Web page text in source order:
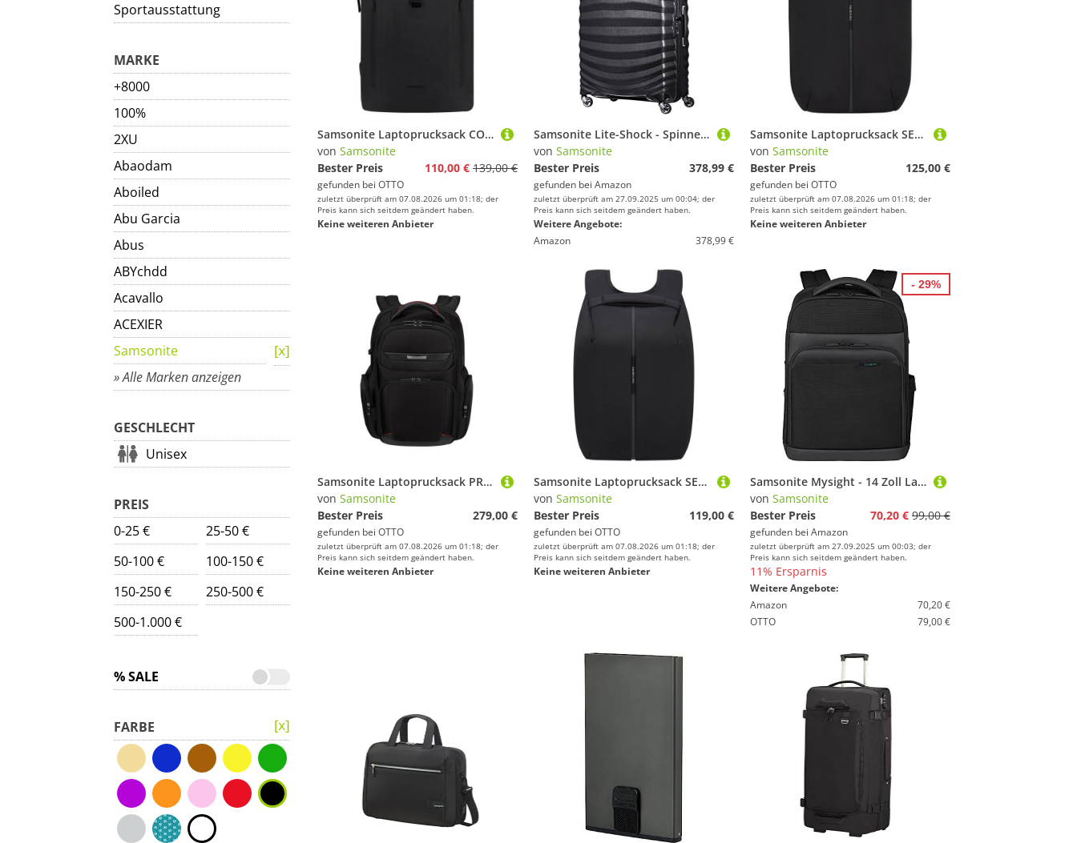
Sportausstattung
MARKE
+8000
100%
2XU
Abaodam
Aboiled
Abu Garcia
Abus
ABYchdd
Acavallo
ACEXIER
Samsonite
» Alle Marken anzeigen
GESCHLECHT
Unisex
PREIS
0-25 €
25-50 €
50-100 €
100-150 €
150-250 €
250-500 €
500-1.000 €
% SALE
FARBE
Samsonite Laptoprucksack COATIFY BIZ ROLLTOP BACKPACK 15.6", Rucksack Freizeitrucksack Cityrucksack Backpack Schulrucksack
von Samsonite
Bester Preis
110,00 € 139,00 €
gefunden bei OTTO
zuletzt überprüft am 07.08.2026 um 01:18; der
Preis kann sich seitdem geändert haben.
Keine weiteren Anbieter
Samsonite Lite-Shock - Spinner L Koffer, 75 cm, 98.5 L, schwarz (Black)
von Samsonite
Bester Preis
378,99 €
gefunden bei Amazon
zuletzt überprüft am 27.09.2025 um 00:04; der
Preis kann sich seitdem geändert haben.
Weitere Angebote:
Amazon
378,99 €
Samsonite Laptoprucksack SECURIPAK 2.0 Backpack 15.6, Rucksack Freizeitrucksack Cityrucksack Backpack Schulrucksack
von Samsonite
Bester Preis
125,00 €
gefunden bei OTTO
zuletzt überprüft am 07.08.2026 um 01:18; der
Preis kann sich seitdem geändert haben.
Keine weiteren Anbieter
Samsonite Laptoprucksack PRO-DLX 6, erweiterbar (EXP)
von Samsonite
Bester Preis
279,00 €
gefunden bei OTTO
zuletzt überprüft am 07.08.2026 um 01:18; der
Preis kann sich seitdem geändert haben.
Keine weiteren Anbieter
Samsonite Laptoprucksack SECURIPAK 2.0 Backpack 14.1, Freizeitrucksack Cityrucksack Backpack Schulrucksack Arbeitsrucksack
von Samsonite
Bester Preis
119,00 €
gefunden bei OTTO
zuletzt überprüft am 07.08.2026 um 01:18; der
Preis kann sich seitdem geändert haben.
Keine weiteren Anbieter
Samsonite Mysight - 14 Zoll Laptoprucksack, 40 cm, 16.5 L, Schwarz (Black)
von Samsonite
Bester Preis
70,20 € 99,00 €
gefunden bei Amazon
zuletzt überprüft am 27.09.2025 um 00:03; der
Preis kann sich seitdem geändert haben.
11% Ersparnis
Weitere Angebote:
Amazon
70,20 €
OTTO
79,00 €
- 29%